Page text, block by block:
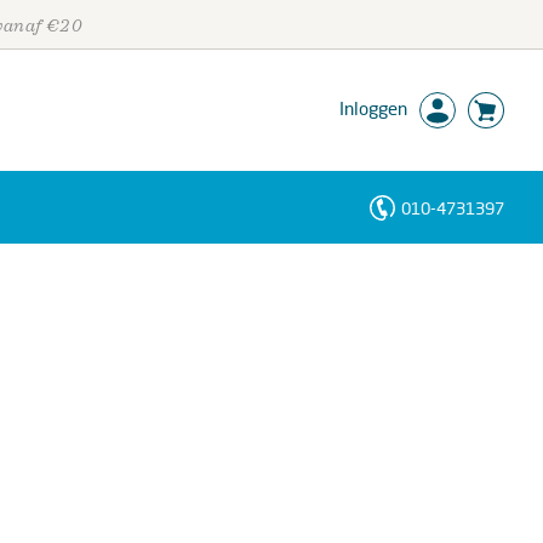
€20
Inloggen
010-4731397
Personen